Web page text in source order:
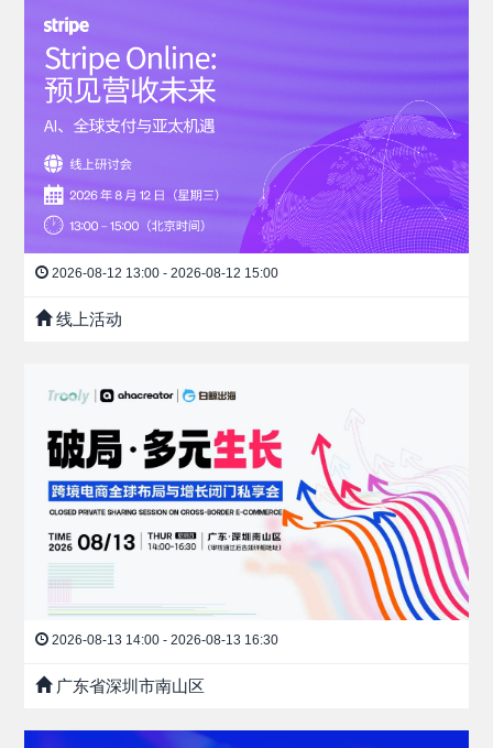
2026-08-12 13:00 - 2026-08-12 15:00
线上活动
2026-08-13 14:00 - 2026-08-13 16:30
广东省深圳市南山区